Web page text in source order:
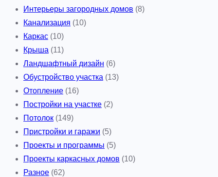
Интерьеры загородных домов (8)
Канализация (10)
Каркас (10)
Крыша (11)
Ландшафтный дизайн (6)
Обустройство участка (13)
Отопление (16)
Постройки на участке (2)
Потолок (149)
Пристройки и гаражи (5)
Проекты и программы (5)
Проекты каркасных домов (10)
Разное (62)